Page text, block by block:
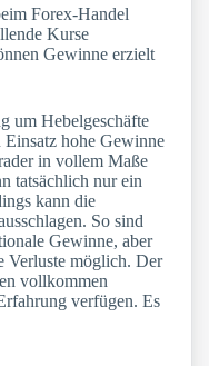
Forex-Handel
Kurse
Gewinne erzielt
um Hebelgeschäfte
hohe Gewinne
in vollem Maße
tatsächlich nur ein
kann die
So sind
Gewinne, aber
Verluste möglich. Der
vollkommen
verfügen. Es